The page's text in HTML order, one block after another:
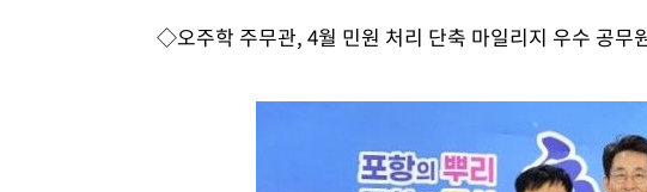
◇오주학 주무관, 4월 민원 처리 단축 마일리지 우수 공무